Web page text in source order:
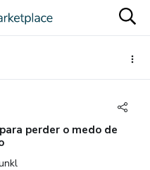
perder o medo de